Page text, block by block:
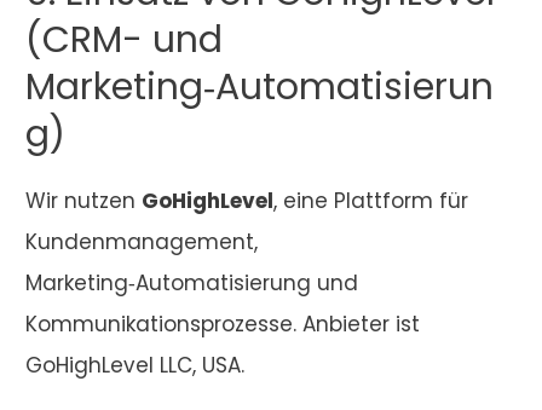
(CRM- und
Marketing‑Automatisierun
g)
Wir nutzen GoHighLevel, eine Plattform für
Kundenmanagement,
Marketing‑Automatisierung und
Kommunikationsprozesse. Anbieter ist
GoHighLevel LLC, USA.